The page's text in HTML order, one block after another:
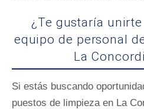
¿Te gustaría
equipo de personal
La
Si estás buscando
puestos de limpieza en La